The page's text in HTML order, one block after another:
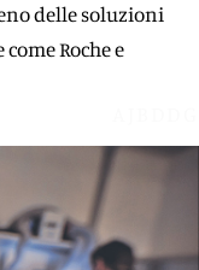
delle soluzioni
Roche e